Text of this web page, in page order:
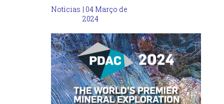
Notícias | 04 Março de
2024